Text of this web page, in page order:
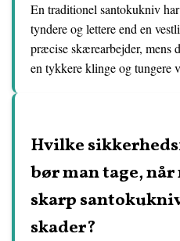
En traditionel santokukniv
tyndere og lettere end en
præcise skærearbejder, mens
en tykkere klinge og tungere
Hvilke
bør man tage,
skarp
skader?